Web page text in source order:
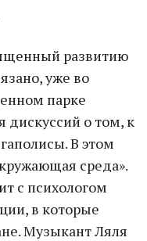
развитию
уже во
парке
дискуссий о том, к
В этом
среда».
с психологом
в которые
Музыкант Ляля